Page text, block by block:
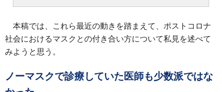
本稿では、これら最近の動きを踏まえて、ポストコロナ
社会におけるマスクとの付き合い方について私見を述べて
みようと思う。
ノーマスクで診療していた医師も少数派ではな